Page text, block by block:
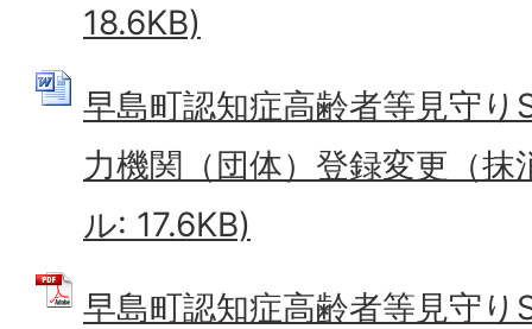
18.6KB)
早島町認知症高齢者等見守
力機関（団体）登録変更（
ル: 17.6KB)
早島町認知症高齢者等見守